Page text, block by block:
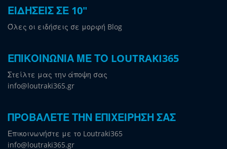
ΕΙΔΗΣΕΙΣ ΣΕ 10"
Όλες οι ειδήσεις σε μορφή Blog
ΕΠΙΚΟΙΝΩΝΙΑ ΜΕ ΤΟ LOUTRAKI365
Στείλτε μας την άποψη σας
info@loutraki365.gr
ΠΡΟΒΑΛΕΤΕ ΤΗΝ ΕΠΙΧΕΙΡΗΣΗ ΣΑΣ
Επικοινωνήστε με το Loutraki365
info@loutraki365.gr